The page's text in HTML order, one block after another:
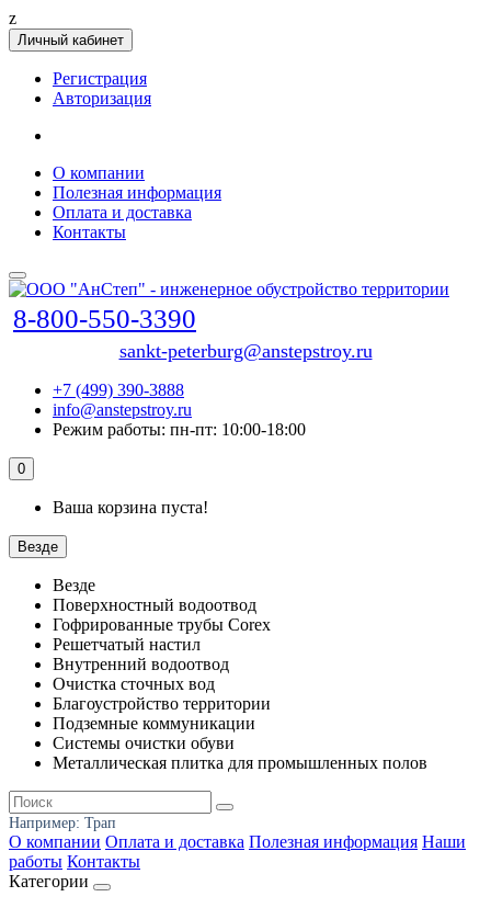
z
Личный кабинет
Регистрация
Авторизация
О компании
Полезная информация
Оплата и доставка
Контакты
8-800-550-3390
sankt-peterburg@anstepstroy.ru
+7 (499) 390-3888
info@anstepstroy.ru
Режим работы: пн-пт: 10:00-18:00
0
Ваша корзина пуста!
Везде
Везде
Поверхностный водоотвод
Гофрированные трубы Corex
Решетчатый настил
Внутренний водоотвод
Очистка сточных вод
Благоустройство территории
Подземные коммуникации
Системы очистки обуви
Металлическая плитка для промышленных полов
Например: Трап
О компании Оплата и доставка Полезная информация Наши
работы Контакты
Категории